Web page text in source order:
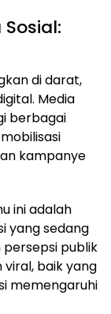
di darat,
Media
berbagai
kampanye
ini adalah
yang sedang
persepsi publik
viral, baik yang
memengaruhi